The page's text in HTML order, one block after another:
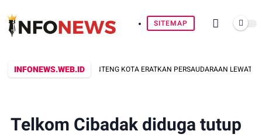
SITEMAP
INFONEWS.WEB.ID
KEMERDEKAAN: BANTENG KOTA ERATKAN PERSAUDARAAN LEWAT
Telkom Cibadak diduga tutup